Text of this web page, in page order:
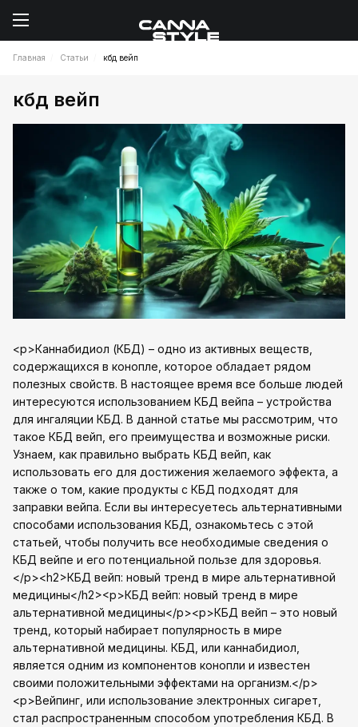
Главная Статьи кбд вейп
кбд вейп
<p>Каннабидиол (КБД) – одно из активных веществ,
содержащихся в конопле, которое обладает рядом
полезных свойств. В настоящее время все больше людей
интересуются использованием КБД вейпа – устройства
для ингаляции КБД. В данной статье мы рассмотрим, что
такое КБД вейп, его преимущества и возможные риски.
Узнаем, как правильно выбрать КБД вейп, как
использовать его для достижения желаемого эффекта, а
также о том, какие продукты с КБД подходят для
заправки вейпа. Если вы интересуетесь альтернативными
способами использования КБД, ознакомьтесь с этой
статьей, чтобы получить все необходимые сведения о
КБД вейпе и его потенциальной пользе для здоровья.
</p><h2>КБД вейп: новый тренд в мире альтернативной
медицины</h2><p>КБД вейп: новый тренд в мире
альтернативной медицины</p><p>КБД вейп – это новый
тренд, который набирает популярность в мире
альтернативной медицины. КБД, или каннабидиол,
является одним из компонентов конопли и известен
своими положительными эффектами на организм.</p>
<p>Вейпинг, или использование электронных сигарет,
стал распространенным способом употребления КБД. В